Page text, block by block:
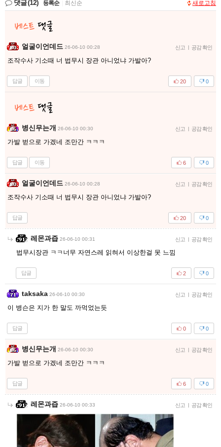
댓글(12) 등록순 최신순 새로고침
얼굴이언데드 26-06-10 00:28 신고 | 공감 확인
조작수사 기소때 너 법무시 장관 아니었냐 가발아?
답글 이동 0
20
병신무는개 26-06-10 00:30 신고 | 공감 확인
가발 벋으로 가겠네 조만간 ㅋㅋㅋ
답글 이동 0
6
얼굴이언데드 26-06-10 00:28 신고 | 공감 확인
조작수사 기소때 너 법무시 장관 아니었냐 가발아?
답글 0
20
레몬과즙 26-06-10 00:31 신고 | 공감 확인
법무시장관 ㅋㅋ너무 자연스레 읽혀서 이상한걸 못 느낌
답글 0
2
taksaka 26-06-10 00:30 신고 | 공감 확인
이 병슨은 지가 한 말도 까먹었는듯
답글 0
0
병신무는개 26-06-10 00:30 신고 | 공감 확인
가발 벋으로 가겠네 조만간 ㅋㅋㅋ
답글 0
6
레몬과즙 26-06-10 00:33 신고 | 공감 확인